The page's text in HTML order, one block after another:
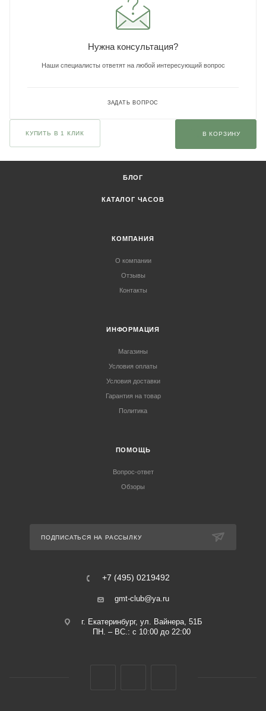
Нужна консультация?
Наши специалисты ответят на любой интересующий вопрос
ЗАДАТЬ ВОПРОС
КУПИТЬ В 1 КЛИК В КОРЗИНУ
БЛОГ
КАТАЛОГ ЧАСОВ
КОМПАНИЯ
О компании
Отзывы
Контакты
ИНФОРМАЦИЯ
Магазины
Условия оплаты
Условия доставки
Гарантия на товар
Политика
ПОМОЩЬ
Вопрос-ответ
Обзоры
ПОДПИСАТЬСЯ НА РАССЫЛКУ
+7 (495) 0219492
gmt-club@ya.ru
г. Екатеринбург, ул. Вайнера, 51Б
ПН. – ВС.: с 10:00 до 22:00